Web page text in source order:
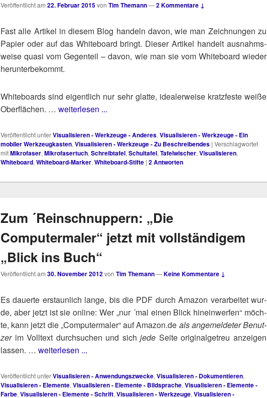
Veröffentlicht am 22. Februar 2015von Tim Themann—2 Kommentare ↓
Fast alle Arti­kel in die­sem Blog han­deln davon, wie man Zeich­nun­gen zu
Papier oder auf das White­board bringt. Die­ser Arti­kel han­delt aus­nahms­
wei­se qua­si vom Gegen­teil – davon, wie man sie vom White­board wie­der
herunterbekommt.
White­boards sind eigent­lich nur sehr glat­te, idea­ler­wei­se kratz­fes­te wei­ße
Ober­flä­chen. … weiterlesen ...
Veröffentlicht unterVisualisieren - Werkzeuge - Anderes,Visualisieren - Werkzeuge - Ein
mobiler Werkzeugkasten,Visualisieren - Werkzeuge - Zu Beschreibendes | Verschlagwortet
mitMikrofaser,Mikrofasertuch,Schreibtafel,Schultafel,Tafelwischer,Visualisieren,
Whiteboard,Whiteboard-Marker,Whiteboard-Stifte | 2Antworten
Zum ´Reinschnuppern: „Die
Computermaler“ jetzt mit vollständigem
„Blick ins Buch“
Veröffentlicht am 30. November 2012von Tim Themann—Keine Kommentare ↓
Es dau­er­te erstaun­lich lan­ge, bis die PDF durch Ama­zon ver­ar­bei­tet wur­
de, aber jetzt ist sie online: Wer „nur ´mal einen Blick hin­ein­wer­fen“ möch­
te, kann jetzt die „Computermaler“ auf Ama​zon​.de als ange­mel­de­ter Benut­
zerim Voll­text durch­su­chen und sichjede Sei­te ori­gi­nal­ge­treu anzei­gen
lassen. … weiterlesen ...
Veröffentlicht unterVisualisieren - Anwendungszwecke,Visualisieren - Dokumentieren,
Visualisieren - Elemente,Visualisieren - Elemente - Bildsprache,Visualisieren - Elemente -
Farbe,Visualisieren - Elemente - Schrift,Visualisieren - Werkzeuge,Visualisieren -